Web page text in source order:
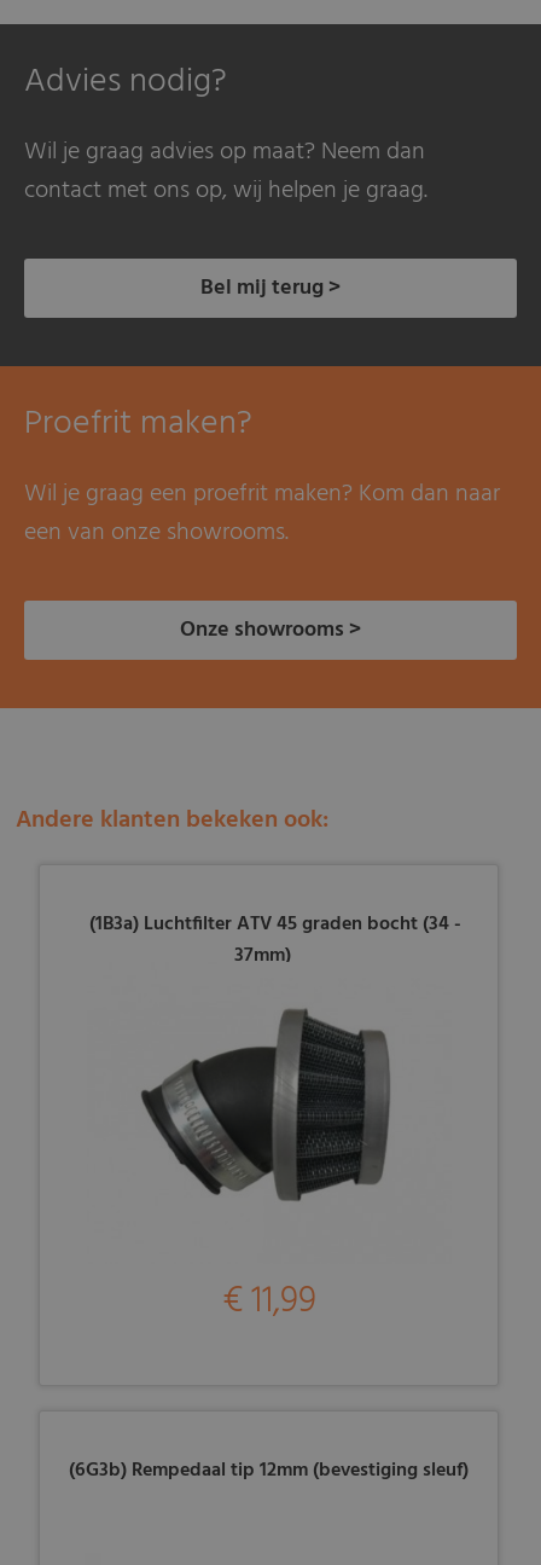
Advies nodig?
Wil je graag advies op maat? Neem dan
contact met ons op, wij helpen je graag.
Bel mij terug >
Proefrit maken?
Wil je graag een proefrit maken? Kom dan naar
een van onze showrooms.
Onze showrooms >
Andere klanten bekeken ook:
(1B3a) Luchtfilter ATV 45 graden bocht (34 -
37mm)
€ 11,99
(6G3b) Rempedaal tip 12mm (bevestiging sleuf)